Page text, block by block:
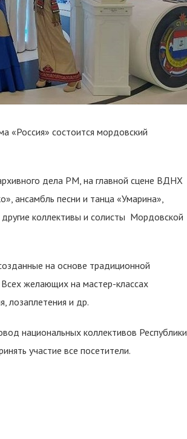
«Россия» состоится мордовский
дела РМ, на главной сцене ВДНХ
ансамбль песни и танца «Умарина»,
коллективы и солисты Мордовской
на основе традиционной
желающих на мастер-классах
лозаплетения и др.
национальных коллективов Республики
участие все посетители.